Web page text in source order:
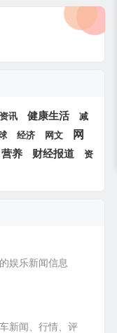
讯 健康生活
减
经济 网文
网
营养 财经报道
资
娱乐新闻信息
新闻、行情、评